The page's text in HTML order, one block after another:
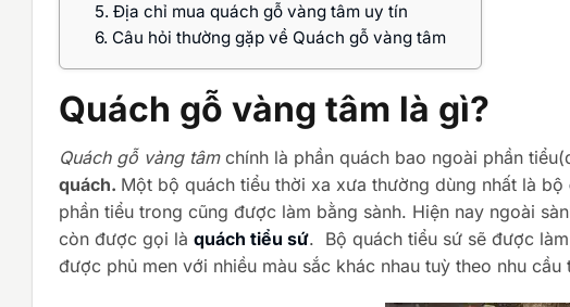
5. Địa chỉ mua quách gỗ vàng tâm uy tín
6. Câu hỏi thường gặp về Quách gỗ vàng tâm
Quách gỗ vàng tâm là gì?
Quách gỗ vàng tâmchính là phần quách bao ngoài phần
quách. Một bộ quách tiểu thời xa xưa thường dùng nhất là bộ
phần tiểu trong cũng được làm bằng sành. Hiện nay ngoài
còn được gọi là quách tiểu sứ. Bộ quách tiểu sứ sẽ được
được phủ men với nhiều màu sắc khác nhau tuỳ theo nhu